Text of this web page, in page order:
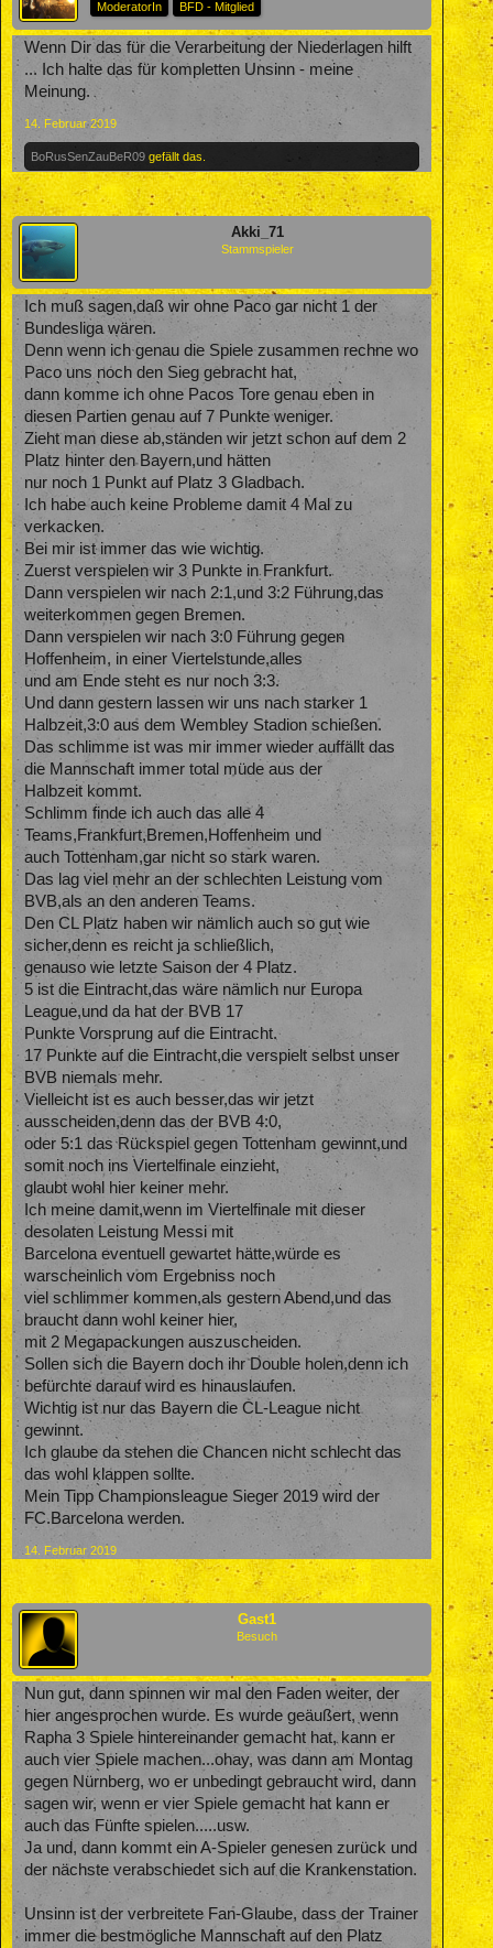
ModeratorIn BFD - Mitglied
Wenn Dir das für die Verarbeitung der Niederlagen hilft
... Ich halte das für kompletten Unsinn - meine
Meinung.
14. Februar 2019
BoRusSenZauBeR09 gefällt das.
Akki_71
Stammspieler
Ich muß sagen,daß wir ohne Paco gar nicht 1 der
Bundesliga wären.
Denn wenn ich genau die Spiele zusammen rechne wo
Paco uns noch den Sieg gebracht hat,
dann komme ich ohne Pacos Tore genau eben in
diesen Partien genau auf 7 Punkte weniger.
Zieht man diese ab,ständen wir jetzt schon auf dem 2
Platz hinter den Bayern,und hätten
nur noch 1 Punkt auf Platz 3 Gladbach.
Ich habe auch keine Probleme damit 4 Mal zu
verkacken.
Bei mir ist immer das wie wichtig.
Zuerst verspielen wir 3 Punkte in Frankfurt.
Dann verspielen wir nach 2:1,und 3:2 Führung,das
weiterkommen gegen Bremen.
Dann verspielen wir nach 3:0 Führung gegen
Hoffenheim, in einer Viertelstunde,alles
und am Ende steht es nur noch 3:3.
Und dann gestern lassen wir uns nach starker 1
Halbzeit,3:0 aus dem Wembley Stadion schießen.
Das schlimme ist was mir immer wieder auffällt das
die Mannschaft immer total müde aus der
Halbzeit kommt.
Schlimm finde ich auch das alle 4
Teams,Frankfurt,Bremen,Hoffenheim und
auch Tottenham,gar nicht so stark waren.
Das lag viel mehr an der schlechten Leistung vom
BVB,als an den anderen Teams.
Den CL Platz haben wir nämlich auch so gut wie
sicher,denn es reicht ja schließlich,
genauso wie letzte Saison der 4 Platz.
5 ist die Eintracht,das wäre nämlich nur Europa
League,und da hat der BVB 17
Punkte Vorsprung auf die Eintracht.
17 Punkte auf die Eintracht,die verspielt selbst unser
BVB niemals mehr.
Vielleicht ist es auch besser,das wir jetzt
ausscheiden,denn das der BVB 4:0,
oder 5:1 das Rückspiel gegen Tottenham gewinnt,und
somit noch ins Viertelfinale einzieht,
glaubt wohl hier keiner mehr.
Ich meine damit,wenn im Viertelfinale mit dieser
desolaten Leistung Messi mit
Barcelona eventuell gewartet hätte,würde es
warscheinlich vom Ergebniss noch
viel schlimmer kommen,als gestern Abend,und das
braucht dann wohl keiner hier,
mit 2 Megapackungen auszuscheiden.
Sollen sich die Bayern doch ihr Double holen,denn ich
befürchte darauf wird es hinauslaufen.
Wichtig ist nur das Bayern die CL-League nicht
gewinnt.
Ich glaube da stehen die Chancen nicht schlecht das
das wohl klappen sollte.
Mein Tipp Championsleague Sieger 2019 wird der
FC.Barcelona werden.
14. Februar 2019
Gast1
Besuch
Nun gut, dann spinnen wir mal den Faden weiter, der
hier angesprochen wurde. Es wurde geäußert, wenn
Rapha 3 Spiele hintereinander gemacht hat, kann er
auch vier Spiele machen...ohay, was dann am Montag
gegen Nürnberg, wo er unbedingt gebraucht wird, dann
sagen wir, wenn er vier Spiele gemacht hat kann er
auch das Fünfte spielen.....usw.
Ja und, dann kommt ein A-Spieler genesen zurück und
der nächste verabschiedet sich auf die Krankenstation.
Unsinn ist der verbreitete Fan-Glaube, dass der Trainer
immer die bestmögliche Mannschaft auf den Platz